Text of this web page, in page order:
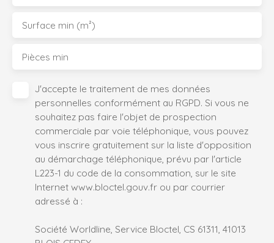
Surface min (m²)
Pièces min
J'accepte le traitement de mes données
personnelles conformément au RGPD. Si vous ne
souhaitez pas faire l'objet de prospection
commerciale par voie téléphonique, vous pouvez
vous inscrire gratuitement sur la liste d'opposition
au démarchage téléphonique, prévu par l'article
L223-1 du code de la consommation, sur le site
Internet www.bloctel.gouv.fr ou par courrier
adressé à :
Société Worldline, Service Bloctel, CS 61311, 41013